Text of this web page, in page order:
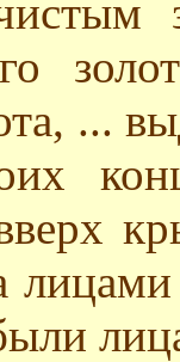
...